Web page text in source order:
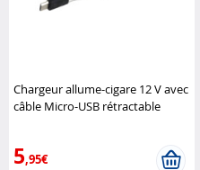
Chargeur allume-cigare 12 V avec
câble Micro-USB rétractable
5,95€